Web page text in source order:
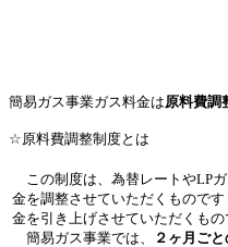
簡易ガス事業ガス料金は原料費調
☆原料費調整制度とは
この制度は、為替レートやLP
金を調整させていただくもので
金を引き上げさせていただくもの
簡易ガス事業では、
２ヶ月ご